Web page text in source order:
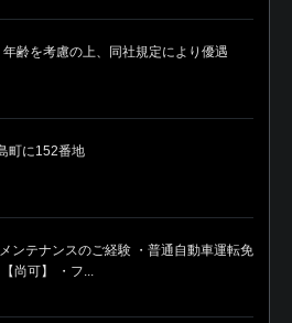
齢を考慮の上、同社規定により優遇
町に152番地
メンテナンスのご経験 ・普通自動車運転免
尚可】 ・フ...